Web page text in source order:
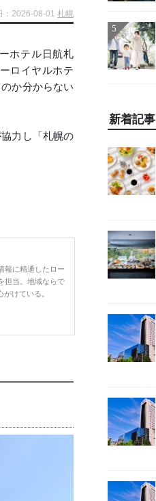
：2026-08-01 札幌
ホテル日航札
ロイヤルホテ
か分からない
協力し「札幌の
報に精通したロー
担当。地域ならで
けている。
5
新着記事